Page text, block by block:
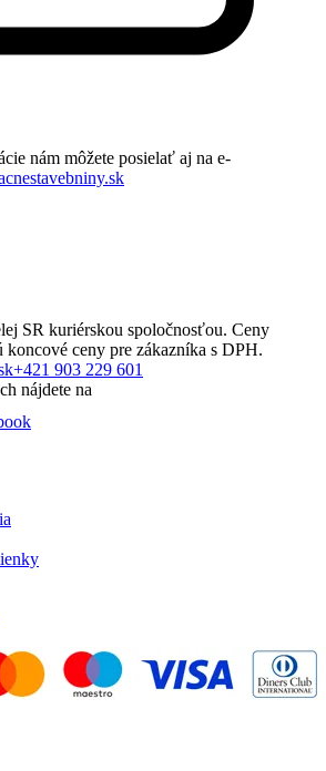
nám môžete posielať aj na e-
SR kuriérskou spoločnosťou. Ceny
koncové ceny pre zákazníka s DPH.
+421 903 229 601
nájdete na